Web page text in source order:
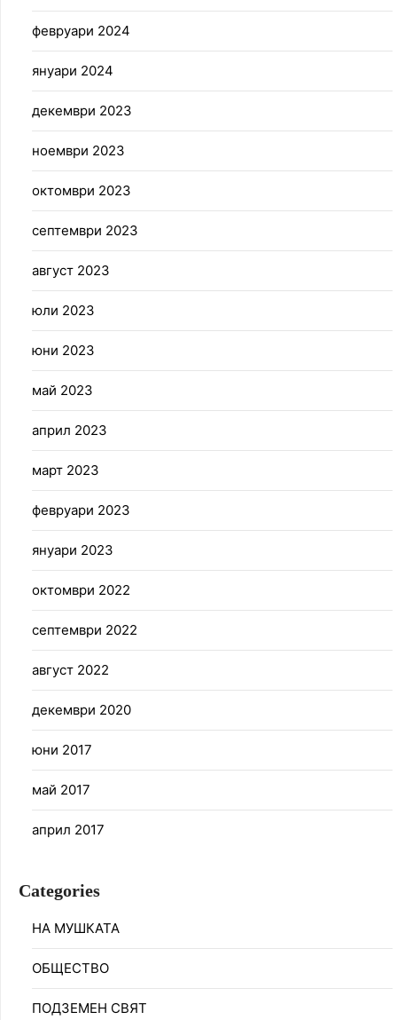
февруари 2024
януари 2024
декември 2023
ноември 2023
октомври 2023
септември 2023
август 2023
юли 2023
юни 2023
май 2023
април 2023
март 2023
февруари 2023
януари 2023
октомври 2022
септември 2022
август 2022
декември 2020
юни 2017
май 2017
април 2017
Categories
НА МУШКАТА
ОБЩЕСТВО
ПОДЗЕМЕН СВЯТ